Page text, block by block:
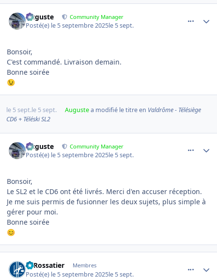
Auguste Community Manager
Posté(e) le 5 septembre 2025le 5 sept.
Bonsoir,
C'est commandé. Livraison demain.
Bonne soirée
😉
le 5 sept.le 5 sept. Augustea modifié le titre en Valdrôme - Télésiège
CD6 + Téléski SL2
Auguste Community Manager
Posté(e) le 5 septembre 2025le 5 sept.
Bonsoir,
Le SL2 et le CD6 ont été livrés. Merci d'en accuser réception.
Je me suis permis de fusionner les deux sujets, plus simple à
gérer pour moi.
Bonne soirée
😊
LeRossatier Membres
Posté(e) le 5 septembre 2025le 5 sept.